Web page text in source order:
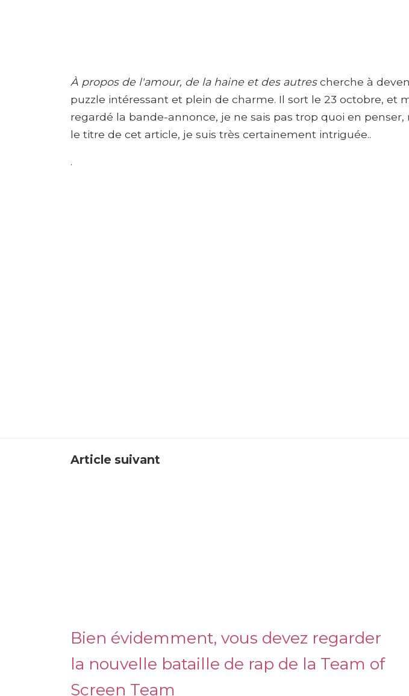
À propos de l'amour, de la haine et des autrescherche à
puzzle intéressant et plein de charme. Il sort le 23 octobre, et
regardé la bande-annonce, je ne sais pas trop quoi en
le titre de cet article, je suis très certainement intriguée..
.
Article suivant
Bien évidemment, vous devez regarder
la nouvelle bataille de rap de la Team of
Screen Team